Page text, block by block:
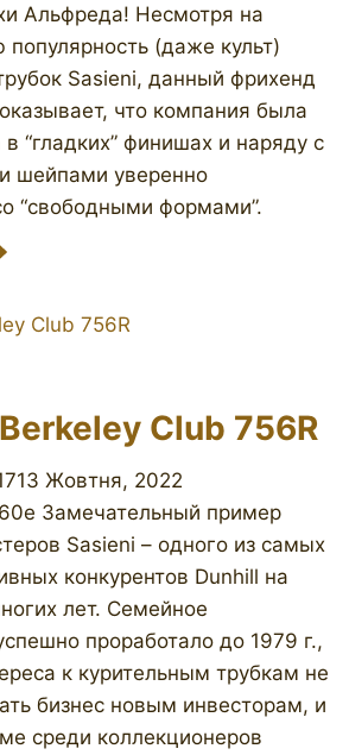
Альфреда! Несмотря на
(даже культ)
Sasieni, данный фрихенд
что компания была
“гладких” финишах и наряду с
шейпами уверенно
“свободными формами”.
Club 756R
13 Жовтня, 2022
Замечательный пример
Sasieni – одного из самых
конкурентов Dunhill на
лет. Семейное
проработало до 1979 г.,
к курительным трубкам не
бизнес новым инвесторам, и
среди коллекционеров